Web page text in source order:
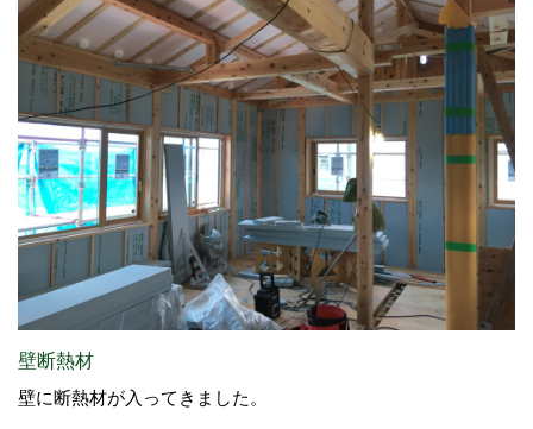
壁断熱材
壁に断熱材が入ってきました。